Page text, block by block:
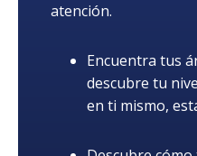
atención.
Encuentra tus
descubre tu
en ti mismo,